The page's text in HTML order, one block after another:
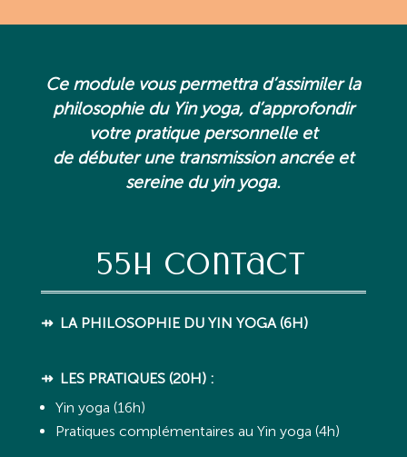
Ce module vous permettra d’assimiler la
philosophie du Yin yoga, d’approfondir
votre pratique personnelle et
de débuter une transmission ancrée et
sereine du yin yoga.
55h contact
⇸ LA PHILOSOPHIE DU YIN YOGA (6H)
⇸ LES PRATIQUES (20H) :
Yin yoga (16h)
Pratiques complémentaires au Yin yoga (4h)